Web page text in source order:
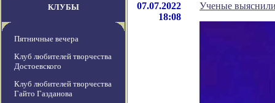
КЛУБЫ
Пятничные вечера
Клуб любителей творчества
Достоевского
Клуб любителей творчества
Гайто Газданова
07.07.2022
18:08
Ученые